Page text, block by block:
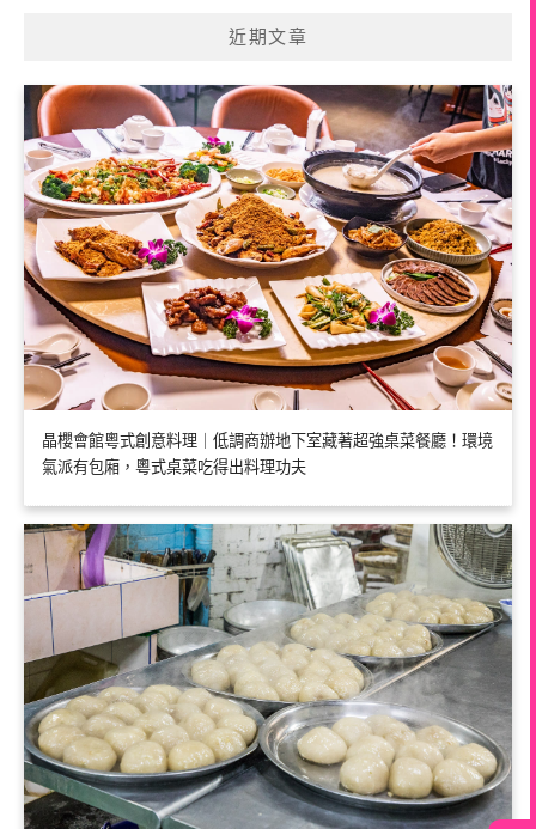
近期文章
晶櫻會館粵式創意料理｜低調商辦地下室藏著超強桌菜餐廳！環境
氣派有包廂，粵式桌菜吃得出料理功夫